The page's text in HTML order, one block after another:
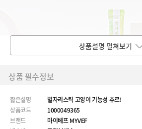
상품설명 펼쳐보기
상품 필수정보
짧은설명
별자리스틱 고양이 기능성 츄르!
상품코드
1000049365
브랜드
마이베프 MYVEF